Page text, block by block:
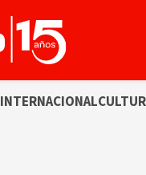
INTERNACIONAL